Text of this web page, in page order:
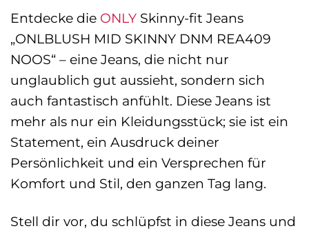
Entdecke die ONLY Skinny-fit Jeans
„ONLBLUSH MID SKINNY DNM REA409
NOOS“ – eine Jeans, die nicht nur
unglaublich gut aussieht, sondern sich
auch fantastisch anfühlt. Diese Jeans ist
mehr als nur ein Kleidungsstück; sie ist ein
Statement, ein Ausdruck deiner
Persönlichkeit und ein Versprechen für
Komfort und Stil, den ganzen Tag lang.
Stell dir vor, du schlüpfst in diese Jeans und